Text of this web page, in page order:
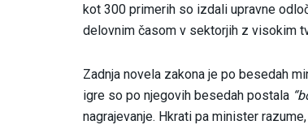
kot 300 primerih so izdali upravne
delovnim časom v sektorjih z visokim
Zadnja novela zakona je po besedah
igre so po njegovih besedah postala
nagrajevanje. Hkrati pa minister